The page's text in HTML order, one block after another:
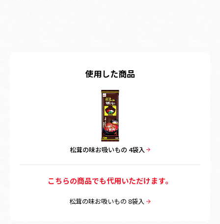
使用した商品
松茸の味お吸いもの 4袋入
こちらの商品でも代用いただけます。
松茸の味お吸いもの 8袋入